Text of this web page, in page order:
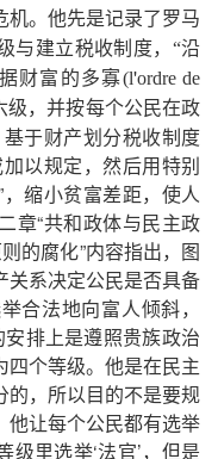
机。他先是记录了罗马
与建立税收制度，“沿
财富的多寡(l'ordre de
，并按每个公民在政
于财产划分税收制度
以规定，然后用特别
缩小贫富差距，使人
章“共和政体与民主政
的腐化”内容指出，图
关系决定公民是否具备
合法地向富人倾斜，
安排上是遵照贵族政治
个等级。他是在民主
的，所以目的不是要规
他让每个公民都有选举
里选举‘法官’，但是